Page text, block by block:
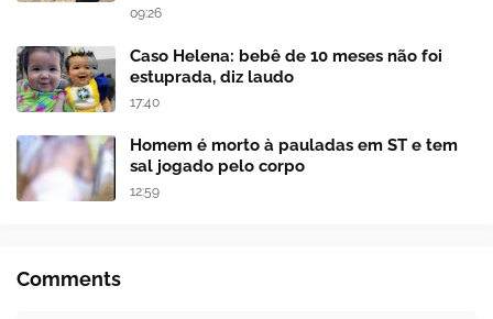
09:26
Caso Helena: bebê de 10 meses não foi
estuprada, diz laudo
17:40
Homem é morto à pauladas em ST e tem
sal jogado pelo corpo
12:59
Comments